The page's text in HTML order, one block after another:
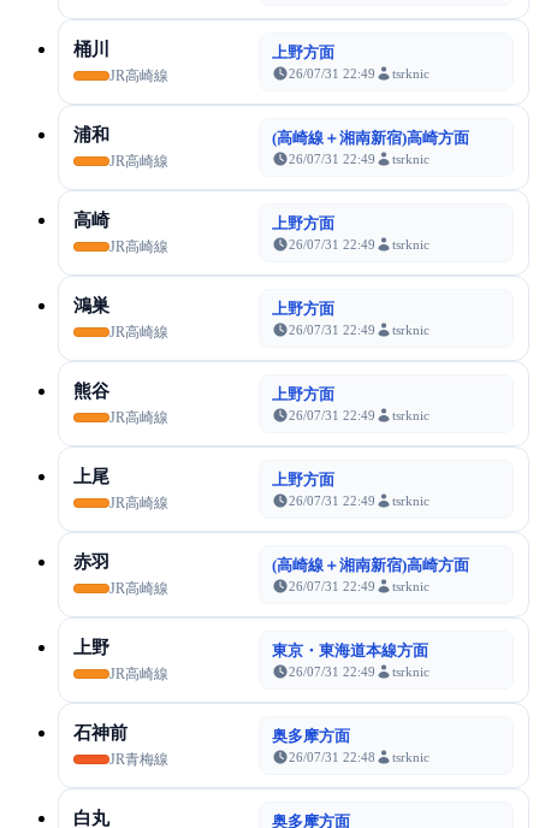
桶川
JR高崎線
上野方面
26/07/31 22:49 tsrknic
浦和
JR高崎線
(高崎線＋湘南新宿)高崎方面
26/07/31 22:49 tsrknic
高崎
JR高崎線
上野方面
26/07/31 22:49 tsrknic
鴻巣
JR高崎線
上野方面
26/07/31 22:49 tsrknic
熊谷
JR高崎線
上野方面
26/07/31 22:49 tsrknic
上尾
JR高崎線
上野方面
26/07/31 22:49 tsrknic
赤羽
JR高崎線
(高崎線＋湘南新宿)高崎方面
26/07/31 22:49 tsrknic
上野
JR高崎線
東京・東海道本線方面
26/07/31 22:49 tsrknic
石神前
JR青梅線
奥多摩方面
26/07/31 22:48 tsrknic
白丸 奥多摩方面